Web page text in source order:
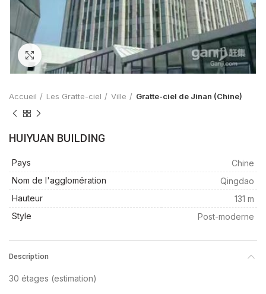
Accueil Les Gratte-ciel Ville Gratte-ciel de Jinan (Chine)
HUIYUAN BUILDING
Pays
Chine
Nom de l'agglomération
Qingdao
Hauteur
131 m
Style
Post-moderne
Description
30 étages (estimation)